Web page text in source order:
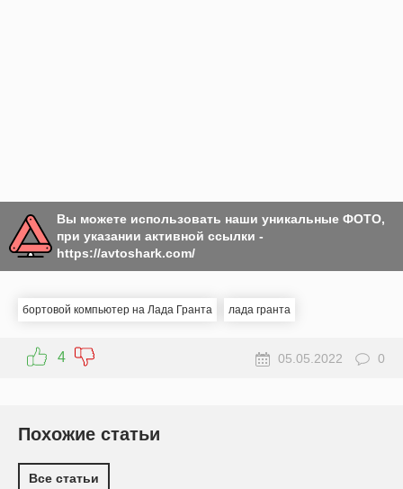
Вы можете использовать наши уникальные ФОТО,
при указании активной ссылки -
https://avtoshark.com/
бортовой компьютер на Лада Гранта лада гранта
4 05.05.2022 0
Похожие статьи
Все статьи